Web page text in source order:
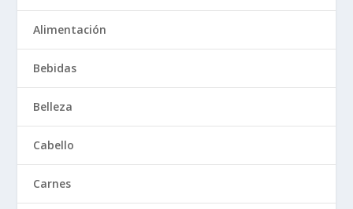
Alimentación
Bebidas
Belleza
Cabello
Carnes